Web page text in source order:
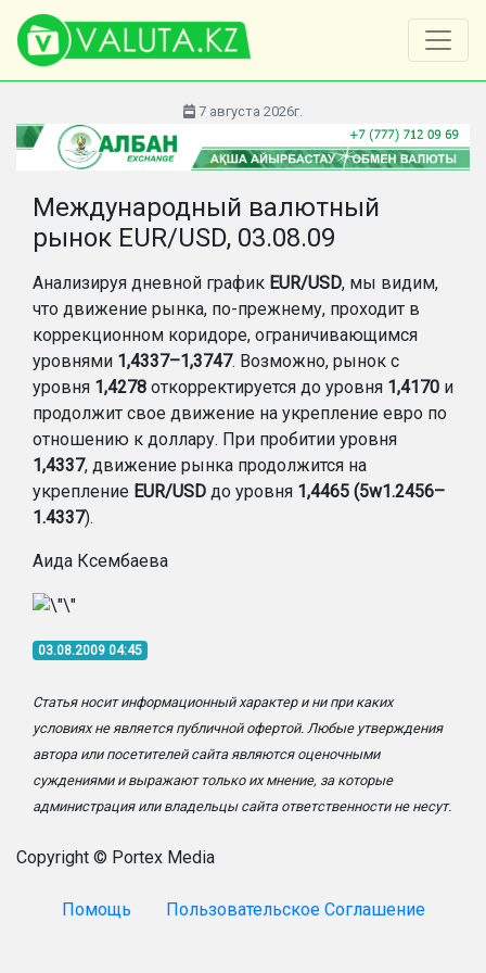
7 августа 2026г.
Международный валютный
рынок EUR/USD, 03.08.09
Анализируя дневной график EUR/USD, мы видим,
что движение рынка, по-прежнему, проходит в
коррекционном коридоре, ограничивающимся
уровнями 1,4337–1,3747. Возможно, рынок с
уровня 1,4278 откорректируется до уровня 1,4170 и
продолжит свое движение на укрепление евро по
отношению к доллару. При пробитии уровня
1,4337, движение рынка продолжится на
укрепление EUR/USD до уровня 1,4465 (5w1.2456–
1.4337).
Аида Ксембаева
03.08.2009 04:45
Статья носит информационный характер и ни при каких
условиях не является публичной офертой. Любые утверждения
автора или посетителей сайта являются оценочными
суждениями и выражают только их мнение, за которые
администрация или владельцы сайта ответственности не несут.
Copyright © Portex Media
Помощь Пользовательское Соглашение